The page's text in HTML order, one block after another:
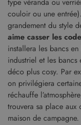
couloir ou une
grandement du style
aime casser les
installera les bancs
industriel et les
déco plus cosy. Par
on privilégiera
réchauffe
trouvera sa place aux
maison de campagne.